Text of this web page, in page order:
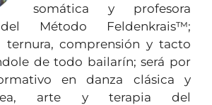
somática y profesora
Método Feldenkrais™;
ternura, comprensión y tacto
de todo bailarín; será por
en danza clásica y
arte y terapia del